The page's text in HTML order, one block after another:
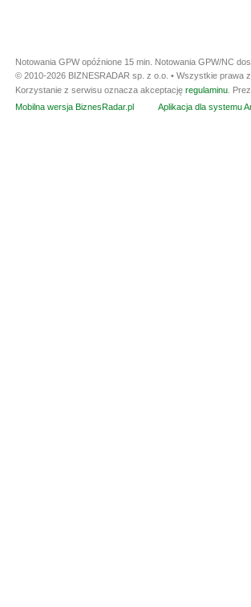
Notowania GPW opóźnione 15 min. Notowania GPW/NC
© 2010-2026 BIZNESRADAR sp. z o.o. • Wszystkie prawa
Korzystanie z serwisu oznacza akceptację regulaminu .
Mobilna wersja BiznesRadar.pl
Aplikacja dla systemu